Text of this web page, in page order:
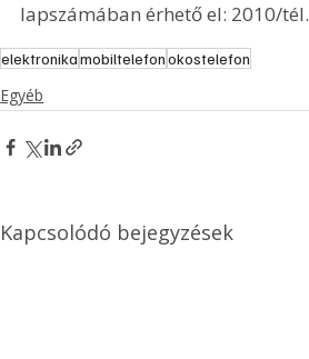
lapszámában érhető el: 2010/tél.
elektronikamobiltelefonokostelefon
Egyéb
Kapcsolódó bejegyzések